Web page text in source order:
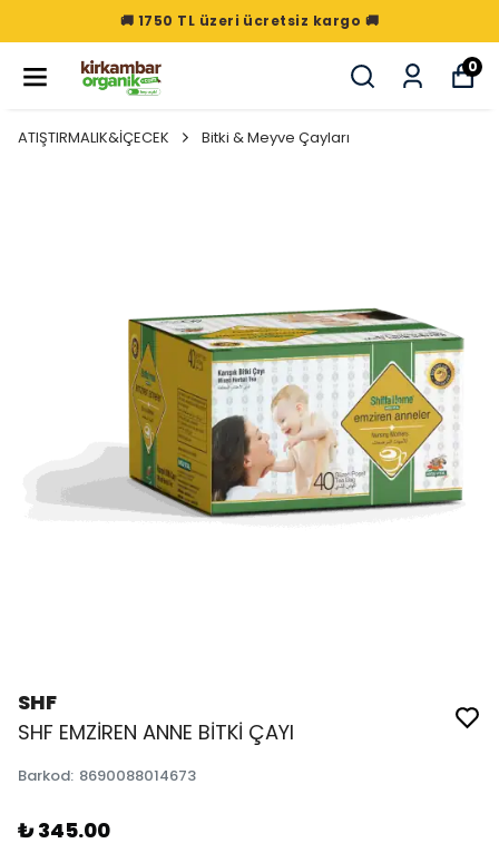
🚚 1750 TL üzeri ücretsiz kargo 🚚
0
ATIŞTIRMALIK&İÇECEK Bitki & Meyve Çayları
SHF
SHF EMZİREN ANNE BİTKİ ÇAYI
Barkod: 8690088014673
₺ 345.00